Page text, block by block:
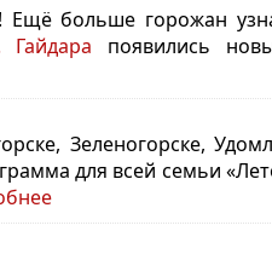
Ещё больше горожан
появились
Зеленогорске,
для всей семьи